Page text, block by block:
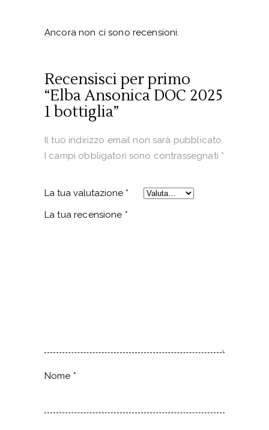
Ancora non ci sono recensioni.
Recensisci per primo
“Elba Ansonica DOC 2025
1 bottiglia”
Il tuo indirizzo email non sarà pubblicato.
I campi obbligatori sono contrassegnati *
La tua valutazione *
La tua recensione *
Nome *